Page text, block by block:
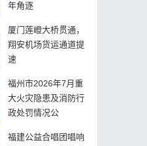
年角逐
厦门莲嶝大桥贯通，
翔安机场货运通道提
速
福州市2026年7月重
大火灾隐患及消防行
政处罚情况公
福建公益合唱团唱响